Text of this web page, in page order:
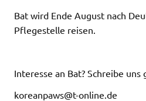
Bat wird Ende August nach
Pflegestelle reisen.
Interesse an Bat? Schreibe uns
koreanpaws@t-online.de